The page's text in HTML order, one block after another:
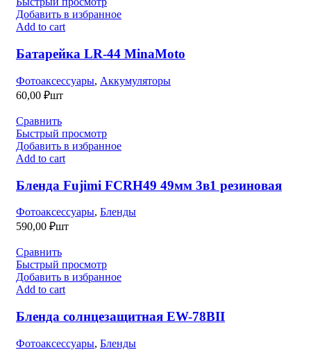
Добавить в избранное
Add to cart
Батарейка LR-44 MinaMoto
Фотоаксессуары, Аккумуляторы
60,00 ₽шт
Сравнить
Быстрый просмотр
Добавить в избранное
Add to cart
Бленда Fujimi FCRH49 49мм 3в1 резиновая
Фотоаксессуары, Бленды
590,00 ₽шт
Сравнить
Быстрый просмотр
Добавить в избранное
Add to cart
Бленда солнцезащитная EW-78BII
Фотоаксессуары, Бленды